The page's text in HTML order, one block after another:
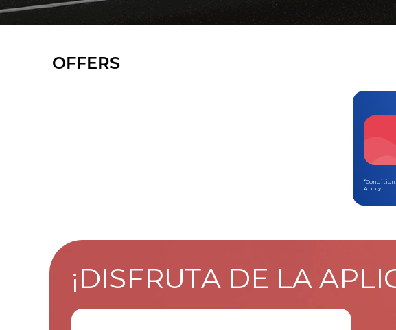
OFFERS
Apply
¡DISFRUTA DE LA